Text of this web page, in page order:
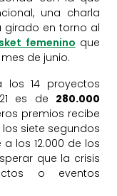
una charla
girado en torno al
femenino que
de junio.
14 proyectos
es de 280.000
premios recibe
los siete segundos
los 12.000 de los
que la crisis
o eventos